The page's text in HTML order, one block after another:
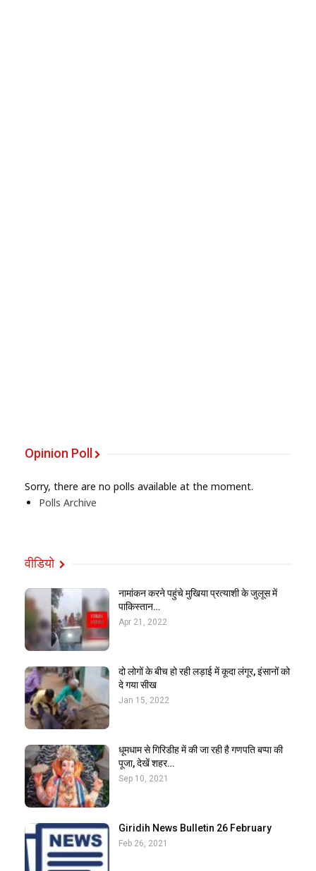
Opinion Poll
Sorry, there are no polls available at the moment.
Polls Archive
वीडियो
नामांकन करने पहुंचे मुखिया प्रत्याशी के जुलूस में
पाकिस्तान…
Apr 21, 2022
दो लोगों के बीच हो रही लड़ाई में कूदा लंगूर, इंसानों को
दे गया सीख
Jan 15, 2022
धूमधाम से गिरिडीह में की जा रही है गणपति बप्पा की
पूजा, देखें शहर…
Sep 10, 2021
Giridih News Bulletin 26 February
Feb 26, 2021